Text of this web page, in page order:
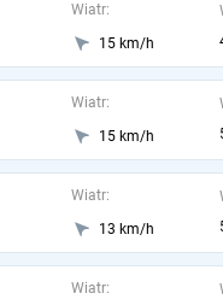
Wiatr:
15 km/h
Wiatr:
15 km/h
Wiatr:
13 km/h
Wiatr: